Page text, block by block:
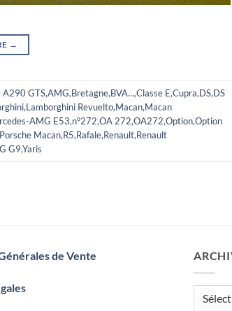
→
A290 GTS,AMG,Bretagne,BVA…,Classe E,Cupra,DS,DS
,Lamborghini Revuelto,Macan,Macan
AMG E53,n°272,OA 272,OA272,Option,Option
Porsche Macan,R5,Rafale,Renault,Renault
G9,Yaris
de Vente
Archives